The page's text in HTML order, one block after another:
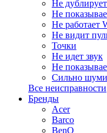
Не
Не
Не работает
Не видит
Точки
Не идет звук
Не
Сильно
Все неисправности
Бренды
Acer
Barco
BenQ